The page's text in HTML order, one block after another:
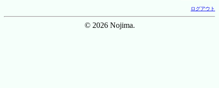
ログアウト
© 2026 Nojima.